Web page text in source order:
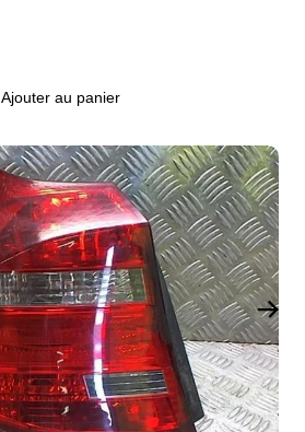
Ajouter au panier